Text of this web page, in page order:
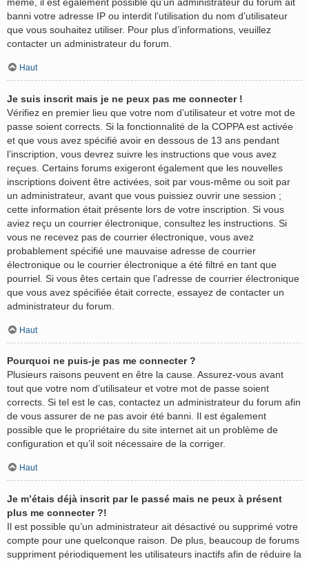
banni votre adresse IP ou interdit l’utilisation du nom d’utilisateur
que vous souhaitez utiliser. Pour plus d’informations, veuillez
contacter un administrateur du forum.
Haut
Je suis inscrit mais je ne peux pas me connecter !
Vérifiez en premier lieu que votre nom d’utilisateur et votre mot de
passe soient corrects. Si la fonctionnalité de la COPPA est activée
et que vous avez spécifié avoir en dessous de 13 ans pendant
l’inscription, vous devrez suivre les instructions que vous avez
reçues. Certains forums exigeront également que les nouvelles
inscriptions doivent être activées, soit par vous-même ou soit par
un administrateur, avant que vous puissiez ouvrir une session ;
cette information était présente lors de votre inscription. Si vous
aviez reçu un courrier électronique, consultez les instructions. Si
vous ne recevez pas de courrier électronique, vous avez
probablement spécifié une mauvaise adresse de courrier
électronique ou le courrier électronique a été filtré en tant que
pourriel. Si vous êtes certain que l’adresse de courrier électronique
que vous avez spécifiée était correcte, essayez de contacter un
administrateur du forum.
Haut
Pourquoi ne puis-je pas me connecter ?
Plusieurs raisons peuvent en être la cause. Assurez-vous avant
tout que votre nom d’utilisateur et votre mot de passe soient
corrects. Si tel est le cas, contactez un administrateur du forum afin
de vous assurer de ne pas avoir été banni. Il est également
possible que le propriétaire du site internet ait un problème de
configuration et qu’il soit nécessaire de la corriger.
Haut
Je m’étais déjà inscrit par le passé mais ne peux à présent
plus me connecter ?!
Il est possible qu’un administrateur ait désactivé ou supprimé votre
compte pour une quelconque raison. De plus, beaucoup de forums
suppriment périodiquement les utilisateurs inactifs afin de réduire la